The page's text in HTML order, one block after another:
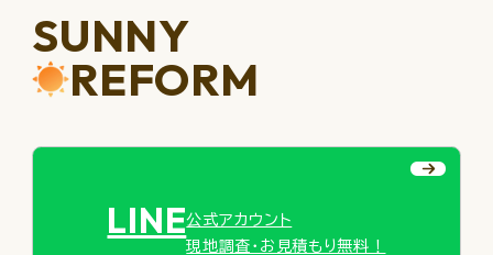
SUNNY
REFORM
LINE公式アカウント
現地調査・お見積もり無料！